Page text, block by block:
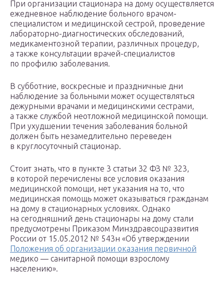
При организации стационара на дому осуществляется
ежедневное наблюдение больного врачом-
специалистом и медицинской сестрой, проведение
лабораторно-диагностических обследований,
медикаментозной терапии, различных процедур,
а также консультации врачей-специалистов
по профилю заболевания.
В субботние, воскресные и праздничные дни
наблюдение за больными может осуществляться
дежурными врачами и медицинскими сестрами,
а также службой неотложной медицинской помощи.
При ухудшении течения заболевания больной
должен быть незамедлительно переведен
в круглосуточный стационар.
Стоит знать, что в пункте 3 статьи 32 ФЗ № 323,
в которой перечислены все условия оказания
медицинской помощи, нет указания на то, что
медицинская помощь может оказываться гражданам
на дому в стационарных условиях. Однако
на сегодняшний день стационары на дому стали
предусмотрены Приказом Минздравсоцразвития
России от 15.05.2012 № 543н «Об утверждении
Положения об организации оказания первичной
медико — санитарной помощи взрослому
населению».